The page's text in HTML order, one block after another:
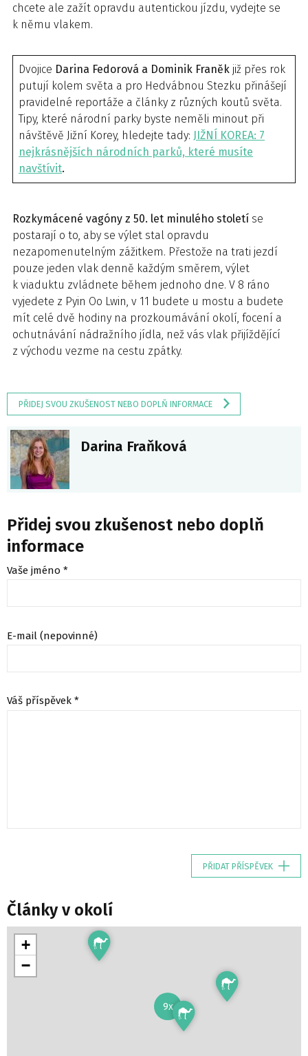
chcete ale zažít opravdu autentickou jízdu, vydejte se
k němu vlakem.
Dvojice Darina Fedorová a Dominik Franěk již přes rok
putují kolem světa a pro Hedvábnou Stezku přinášejí
pravidelné reportáže a články z různých koutů světa.
Tipy, které národní parky byste neměli minout při
návštěvě Jižní Korey, hledejte tady: JIŽNÍ KOREA: 7
nejkrásnějších národních parků, které musíte
navštívit.
Rozkymácené vagóny z 50. let minulého století se
postarají o to, aby se výlet stal opravdu
nezapomenutelným zážitkem. Přestože na trati jezdí
pouze jeden vlak denně každým směrem, výlet
k viaduktu zvládnete během jednoho dne. V 8 ráno
vyjedete z Pyin Oo Lwin, v 11 budete u mostu a budete
mít celé dvě hodiny na prozkoumávání okolí, focení a
ochutnávání nádražního jídla, než vás vlak přijíždějící
z východu vezme na cestu zpátky.
PŘIDEJ SVOU ZKUŠENOST NEBO DOPLŇ INFORMACE
Darina Fraňková
Přidej svou zkušenost nebo doplň
informace
Vaše jméno *
E-mail (nepovinné)
Váš příspěvek *
PŘIDAT PŘÍSPĚVEK
Články v okolí
9x
+
−